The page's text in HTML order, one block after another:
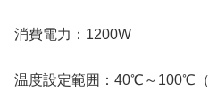
消費電力：1200W
温度設定範囲：40℃～100℃